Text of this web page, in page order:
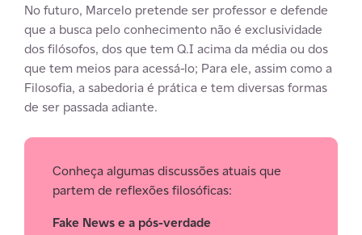
No futuro, Marcelo pretende ser professor e defende
que a busca pelo conhecimento não é exclusividade
dos filósofos, dos que tem Q.I acima da média ou dos
que tem meios para acessá-lo; Para ele, assim como a
Filosofia, a sabedoria é prática e tem diversas formas
de ser passada adiante.
Conheça algumas discussões atuais que
partem de reflexões filosóficas:
Fake News e a pós-verdade